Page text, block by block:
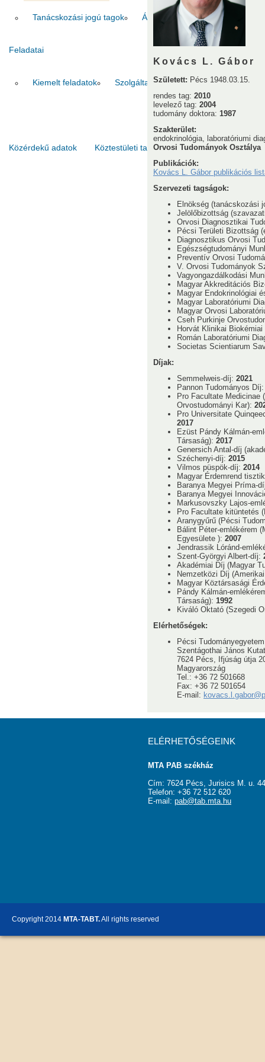
Tanácskozási jogú tagok Állandó meghívottak
Feladatai
Kiemelt feladatok Szolgáltatások Pályázatok
Közérdekű adatok Köztestületi tagok Kapcsolat
Kovács L. Gábor
Született: Pécs 1948.03.15.
rendes tag: 2010
levelező tag: 2004
tudomány doktora: 1987
Szakterület:
endokrinológia, laboratóriumi
Orvosi Tudományok Osztálya
Publikációk:
Kovács L. Gábor publikációs
Szervezeti tagságok:
Elnökség (tanácskozási
Jelölőbizottság
Orvosi Diagnosztikai
Pécsi Területi Bizottság
Diagnosztikus Orvosi
Egészségtudományi
Preventív Orvosi
V. Orvosi Tudományok
Vagyongazdálkodási
Magyar Akkreditációs
Magyar Endokrinológiai
Magyar Laboratóriumi
Magyar Orvosi
Cseh Purkinje
Horvát Klinikai
Román Laboratóriumi
Societas Scientiarum
Díjak:
Semmelweis-díj: 2021
Pannon Tudományos
Pro Facultate Medicinae
Orvostudományi Kar):
Pro Universitate
2017
Ezüst Pándy Kálmán-
Társaság): 2017
Genersich Antal-díj
Széchenyi-díj: 2015
Vilmos püspök-díj: 2014
Magyar Érdemrend
Baranya Megyei Príma-
Baranya Megyei
Markusovszky Lajos-
Pro Facultate kitüntetés
Aranygyűrű (Pécsi
Bálint Péter-emlékérem
Egyesülete ): 2007
Jendrassik Lóránd-
Szent-Györgyi Albert-díj:
Akadémiai Díj (Magyar
Nemzetközi Díj
Magyar Köztársasági
Pándy Kálmán-
Társaság): 1992
Kiváló Oktató (Szegedi
Elérhetőségek:
Pécsi Tudományegyetem
Szentágothai János
7624 Pécs, Ifjúság útja
Magyarország
Tel.: +36 72 501668
Fax: +36 72 501654
E-mail:
ELÉRHETŐSÉGEINK
MTA PAB székház
Cím: 7624 Pécs, Jurisics M. u.
Telefon: +36 72 512 620
E-mail: pab@tab.mta.hu
Copyright 2014 MTA-TABT.All rights reserved